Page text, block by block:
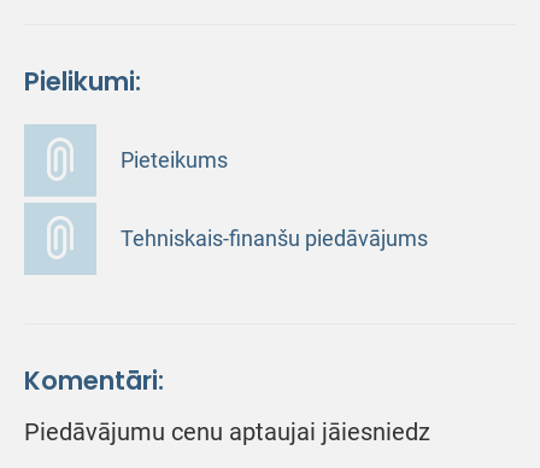
Pielikumi:
Pieteikums
Tehniskais-finanšu piedāvājums
Komentāri:
Piedāvājumu cenu aptaujai jāiesniedz